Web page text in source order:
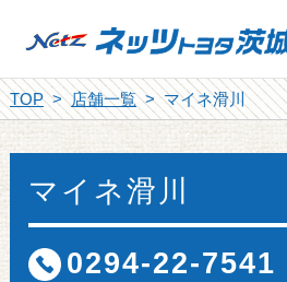
TOP 店舗一覧 マイネ滑川
マイネ滑川
0294-22-7541